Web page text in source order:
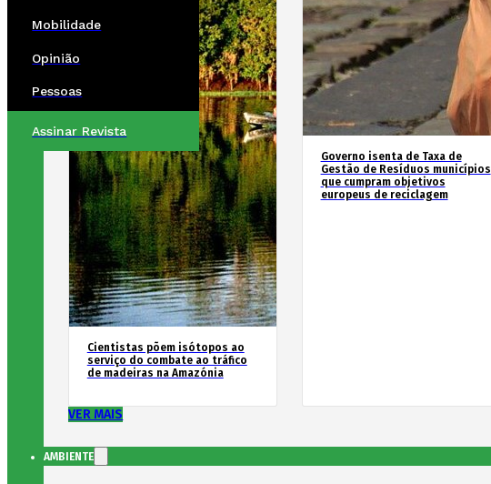
Mobilidade
Opinião
Pessoas
Assinar Revista
Cientistas põem isótopos ao
serviço do combate ao tráfico
de madeiras na Amazónia
Governo isenta de Taxa de
Gestão de Resíduos municípios
que cumpram objetivos
europeus de reciclagem
VER MAIS
AMBIENTE